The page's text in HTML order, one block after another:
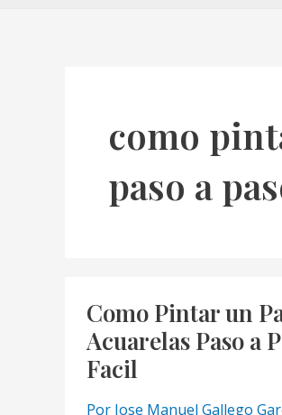
como
paso a
Como Pintar un
Acuarelas Paso a
Facil
Por Jose Manuel Gallego